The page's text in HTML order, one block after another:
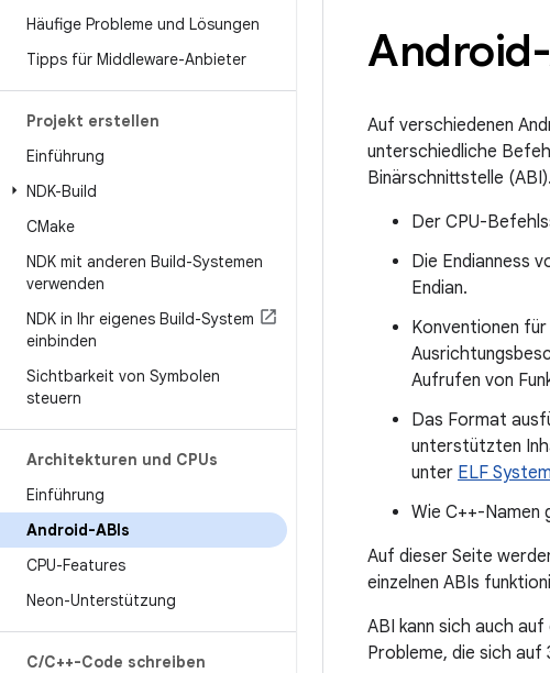
Häufige Probleme und Lösungen
Tipps für Middleware-Anbieter
Projekt erstellen
Einführung
NDK-Build
CMake
NDK mit anderen Build-Systemen
verwenden
NDK in Ihr eigenes Build-System
einbinden
Sichtbarkeit von Symbolen
steuern
Architekturen und CPUs
Einführung
Android-ABIs
CPU-Features
Neon-Unterstützung
C/C++-Code schreiben
Auf verschiedenen
unterschiedliche
Binärschnittstelle
Der CPU-
Die Endianness
Endian.
Konventionen
Aufrufen von
Das Format
unterstützten
unter ELF
Wie C++-Namen
Auf dieser Seite
einzelnen ABIs
ABI kann sich auch
Probleme, die sich